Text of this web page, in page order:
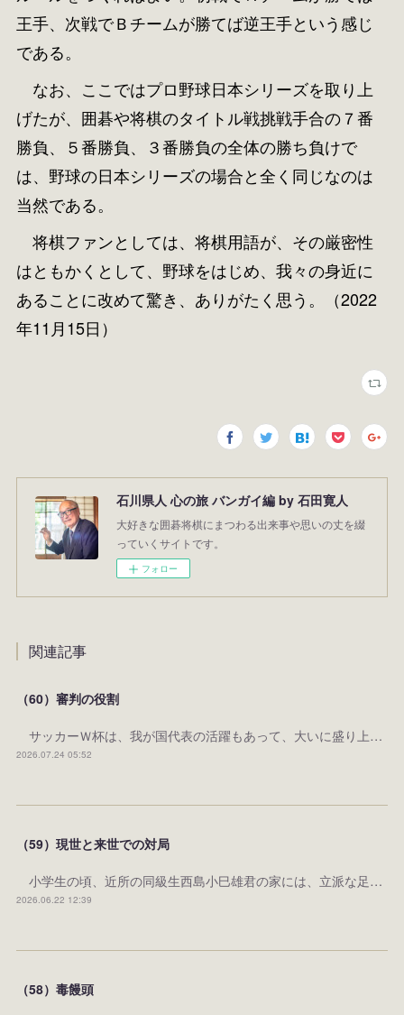
王手、次戦でＢチームが勝てば逆王手という感じ
である。
なお、ここではプロ野球日本シリーズを取り上
げたが、囲碁や将棋のタイトル戦挑戦手合の７番
勝負、５番勝負、３番勝負の全体の勝ち負けで
は、野球の日本シリーズの場合と全く同じなのは
当然である。
将棋ファンとしては、将棋用語が、その厳密性
はともかくとして、野球をはじめ、我々の身近に
あることに改めて驚き、ありがたく思う。（2022
年11月15日）
石川県人 心の旅 バンガイ編 by 石田寛人
大好きな囲碁将棋にまつわる出来事や思いの丈を綴
っていくサイトです。
フォロー
関連記事
（60）審判の役割
サッカーＷ杯は、我が国代表の活躍もあって、大いに盛り上…
2026.07.24 05:52
（59）現世と来世での対局
小学生の頃、近所の同級生西島小巳雄君の家には、立派な足…
2026.06.22 12:39
（58）毒饅頭